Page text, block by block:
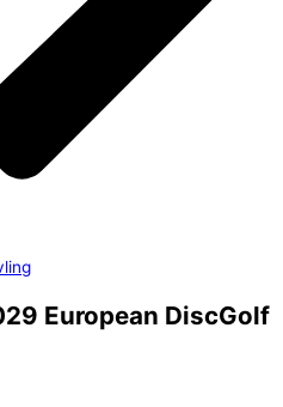
European DiscGolf